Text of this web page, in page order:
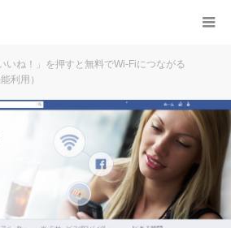
いいね！」を押すと無料でWi-Fiにつながる
利用）